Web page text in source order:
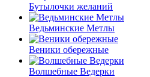
Бутылочки желаний
Ведьминские Метлы
Веники обережные
Волшебные Ведерки